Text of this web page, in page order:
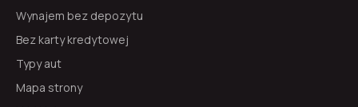
Wynajem bez depozytu
Bez karty kredytowej
Typy aut
Mapa strony